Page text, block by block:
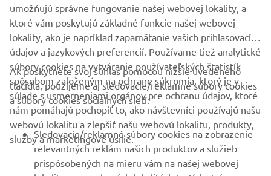
FIREMNÉ STRÁNKY
B2B
VIAC YAMAHA
umožňujú správne fungovanie našej webovej lokality, a
ktoré vám poskytujú základné funkcie našej webovej
lokality, ako je napríklad zapamätanie vašich prihlasovacích
údajov a jazykových preferencií. Používame tiež analytické
súbory cookies na vytváranie používateľských štatistík
spôsobom založeným na ochrane súkromia, ktorý je v
súlade s usmerneniami orgánov pre ochranu údajov, ktoré
nám pomáhajú pochopiť to, ako návštevníci používajú našu
webovú lokalitu a zlepšiť našu webovú lokalitu, produkty,
služby a marketingové úsilie.
Ak poskytnete svoj súhlas pomocou nižšie uvedeného
tlačidla, použijeme aj sledovacie/reklamné súbory cookies
a súbory cookies sociálnych sietí:
Sledovacie/reklamné súbory cookies na zobrazenie
relevantných reklám našich produktov a služieb
prispôsobených na mieru vám na našej webovej